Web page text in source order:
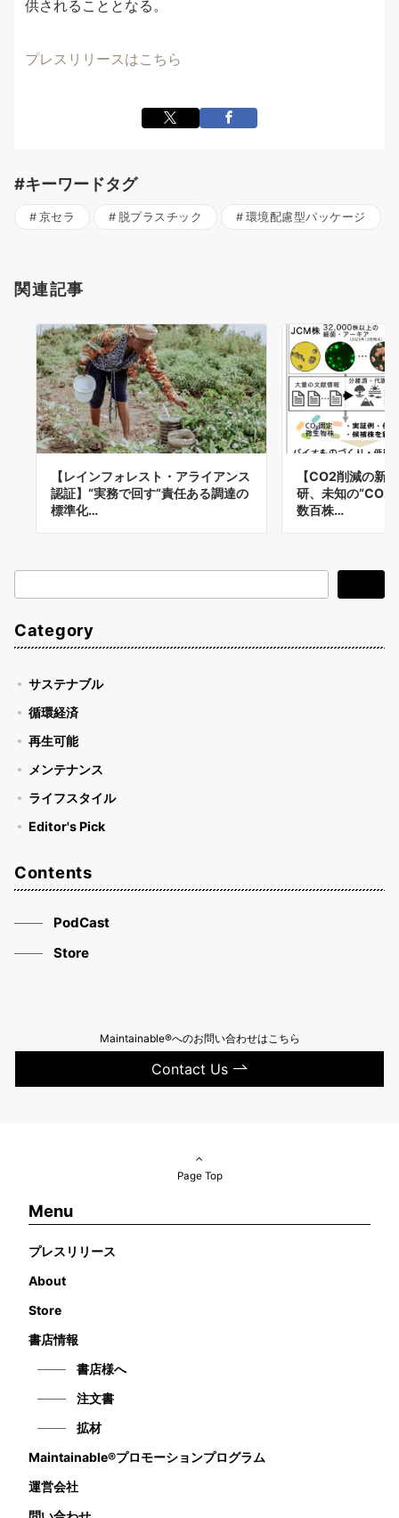
供されることとなる。
プレスリリースはこちら
#キーワードタグ
京セラ 脱プラスチック 環境配慮型パッケージ
関連記事
【レインフォレスト・アライアンス
認証】“実務で回す”責任ある調達の
標準化…
【CO2削減の新
研、未知の“CO2
数百株…
索
Category
サステナブル
循環経済
再生可能
メンテナンス
ライフスタイル
Editor's Pick
Contents
PodCast
Store
Maintainable®へのお問い合わせはこちら
Contact Us
Page Top
Menu
プレスリリース
About
Store
書店情報
書店様へ
注文書
拡材
Maintainable®プロモーションプログラム
運営会社